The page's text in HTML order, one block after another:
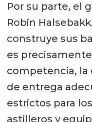
Por su parte, el
Robin
construye sus
es
competencia, la
de entrega
estrictos para
astilleros y